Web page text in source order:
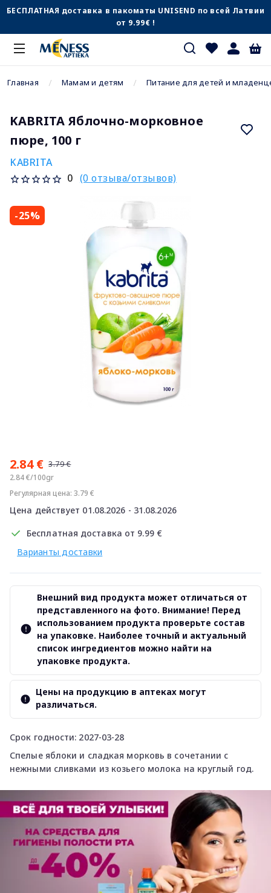
БЕСПЛАТНАЯ доставка в пакоматы UNISEND по всей Латвии
от 9.99€ !
Главная Мамам и детям Питание для детей и
KABRITA Яблочно-морковное
пюре, 100 г
KABRITA
0 (0 отзыва/отзывов)
-25%
2.84 € 3.79 €
2.84 €/100gr
Регулярная цена: 3.79 €
Цена действует 01.08.2026 - 31.08.2026
Бесплатная доставка от 9.99 €
Варианты доставки
Срок годности: 2027-03-28
Спелые яблоки и сладкая морковь в сочетании с
нежными сливками из козьего молока на круглый год.
Внешний вид продукта может отличаться от
представленного на фото. Внимание! Перед
использованием продукта проверьте состав
на упаковке. Наиболее точный и актуальный
список ингредиентов можно найти на
упаковке продукта.
Цены на продукцию в аптеках могут
различаться.